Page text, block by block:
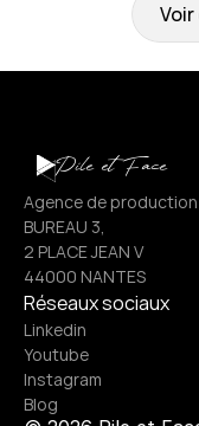
Pile et Face
Agence de
BUREAU 3,
2 PLACE JEAN V
44000 NANTES
Réseaux sociaux
Linkedin
Youtube
Instagram
Blog